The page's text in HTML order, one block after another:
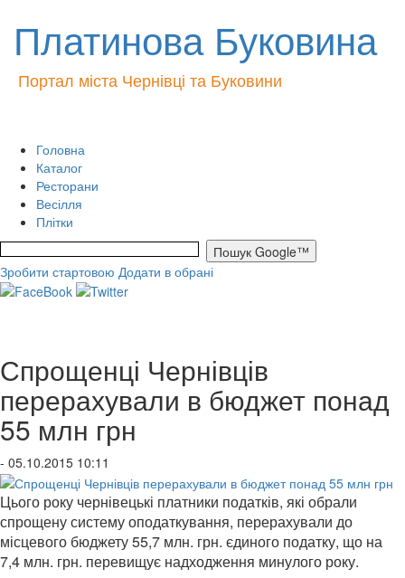
Платинова Буковина
Портал міста Чернівці та Буковини
Головна
Каталог
Ресторани
Весілля
Плітки
Зробити стартовою Додати в обрані
Спрощенці Чернівців
перерахували в бюджет понад
55 млн грн
- 05.10.2015 10:11
Цього року чернівецькі платники податків, які обрали
спрощену систему оподаткування, перерахували до
місцевого бюджету 55,7 млн. грн. єдиного податку, що на
7,4 млн. грн. перевищує надходження минулого року.